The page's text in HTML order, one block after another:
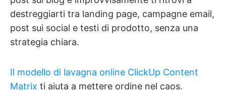
destreggiarti tra landing page, campagne email,
post sui social e testi di prodotto, senza una
strategia chiara.
Il modello di lavagna online ClickUp Content
Matrix ti aiuta a mettere ordine nel caos.